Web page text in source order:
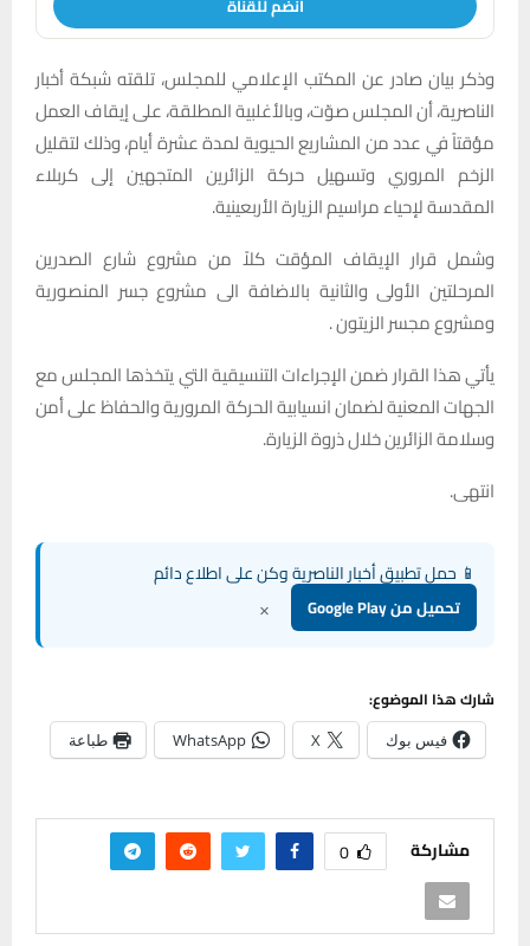
انضم للقناة
وذكر بيان صادر عن المكتب الإعلامي للمجلس، تلقته شبكة أخبار
الناصرية، أن المجلس صوّت، وبالأغلبية المطلقة، على إيقاف العمل
مؤقتاً في عدد من المشاريع الحيوية لمدة عشرة أيام، وذلك لتقليل
الزخم المروري وتسهيل حركة الزائرين المتجهين إلى كربلاء
المقدسة لإحياء مراسيم الزيارة الأربعينية.
وشمل قرار الإيقاف المؤقت كلاً من مشروع شارع الصدرين
المرحلتين الأولى والثانية بالاضافة الى مشروع جسر المنصورية
ومشروع مجسر الزيتون .
يأتي هذا القرار ضمن الإجراءات التنسيقية التي يتخذها المجلس مع
الجهات المعنية لضمان انسيابية الحركة المرورية والحفاظ على أمن
وسلامة الزائرين خلال ذروة الزيارة.
انتهى.
📱 حمل تطبيق أخبار الناصرية وكن على اطلاع دائم
تحميل من Google Play ×
شارك هذا الموضوع:
فيس بوك X
WhatsApp طباعة
مشاركة 0